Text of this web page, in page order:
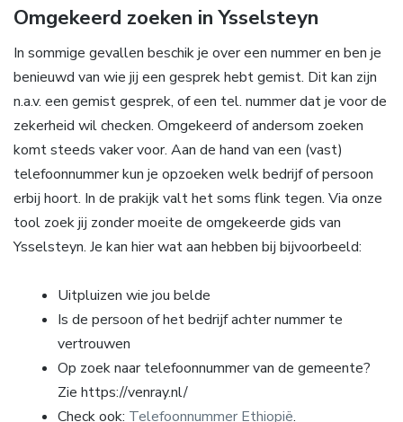
Omgekeerd zoeken in Ysselsteyn
In sommige gevallen beschik je over een nummer en ben je
benieuwd van wie jij een gesprek hebt gemist. Dit kan zijn
n.a.v. een gemist gesprek, of een tel. nummer dat je voor de
zekerheid wil checken. Omgekeerd of andersom zoeken
komt steeds vaker voor. Aan de hand van een (vast)
telefoonnummer kun je opzoeken welk bedrijf of persoon
erbij hoort. In de prakijk valt het soms flink tegen. Via onze
tool zoek jij zonder moeite de omgekeerde gids van
Ysselsteyn. Je kan hier wat aan hebben bij bijvoorbeeld:
Uitpluizen wie jou belde
Is de persoon of het bedrijf achter nummer te
vertrouwen
Op zoek naar telefoonnummer van de gemeente?
Zie https://venray.nl/
Check ook: Telefoonnummer Ethiopië.